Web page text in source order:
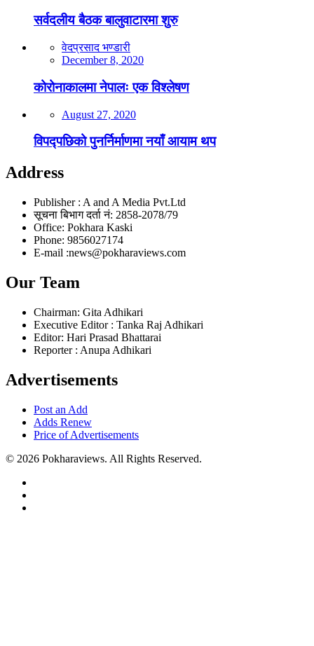
सर्वदलीय बैठक बालुवाटारमा शुरु
वेदप्रसाद भण्डारी
December 8, 2020
कोरोनाकालमा नेपालः एक विश्लेषण
August 27, 2020
विपद्पछिको पुनर्निर्माणमा नयाँ आयाम थप
Address
Publisher : A and A Media Pvt.Ltd
सूचना बिभाग दर्ता नं: 2858-2078/79
Office: Pokhara Kaski
Phone: 9856027174
E-mail :news@pokharaviews.com
Our Team
Chairman: Gita Adhikari
Executive Editor : Tanka Raj Adhikari
Editor: Hari Prasad Bhattarai
Reporter : Anupa Adhikari
Advertisements
Post an Add
Adds Renew
Price of Advertisements
© 2026 Pokharaviews. All Rights Reserved.